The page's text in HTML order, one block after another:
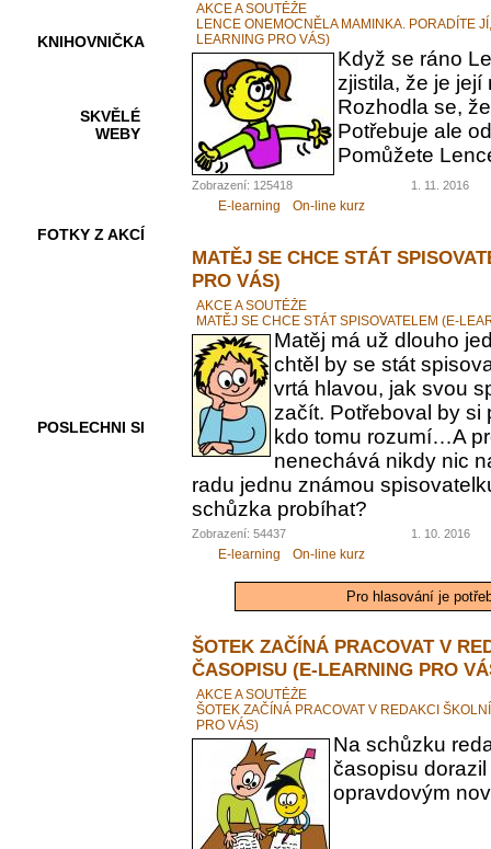
KNIHOVNIČKA
SKVĚLÉ
WEBY
FOTKY Z AKCÍ
POSLECHNI SI
AKCE A SOUTĚŽE
LENCE ONEMOCNĚLA MAMINKA. PORADÍTE
LEARNING PRO VÁS)
Když se ráno
zjistila, že je její
Rozhodla se,
Potřebuje ale
Pomůžete
Zobrazení: 125418 1. 11. 2016
E-learning On-line kurz
MATĚJ SE CHCE STÁT
PRO VÁS)
AKCE A SOUTĚŽE
MATĚJ SE CHCE STÁT SPISOVATELEM (E-
Matěj má už dlouho
chtěl by se stát
vrtá hlavou, jak svou
začít. Potřeboval by si
kdo tomu rozumí…A
nenechává nikdy nic
radu jednu známou
schůzka probíhat?
Zobrazení: 54437 1. 10. 2016
E-learning On-line kurz
Pro hlasování je
ŠOTEK ZAČÍNÁ PRACOVAT V
ČASOPISU (E-LEARNING PRO
AKCE A SOUTĚŽE
ŠOTEK ZAČÍNÁ PRACOVAT V REDAKCI
PRO VÁS)
Na schůzku
časopisu
opravdovým